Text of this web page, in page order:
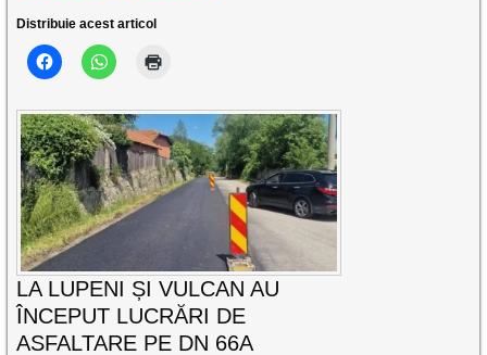
Distribuie acest articol
LA LUPENI ȘI VULCAN AU
ÎNCEPUT LUCRĂRI DE
ASFALTARE PE DN 66A